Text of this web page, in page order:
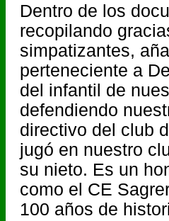
Dentro de los
recopilando
simpatizantes,
perteneciente a
del infantil de
defendiendo
directivo del club
jugó en nuestro
su nieto. Es un
como el CE
100 años de